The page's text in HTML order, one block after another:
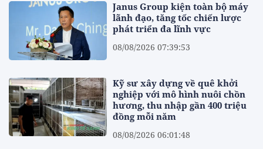
Janus Group kiện toàn bộ máy
lãnh đạo, tăng tốc chiến lược
phát triển đa lĩnh vực
08/08/2026 07:39:53
Kỹ sư xây dựng về quê khởi
nghiệp với mô hình nuôi chồn
hương, thu nhập gần 400 triệu
đồng mỗi năm
08/08/2026 06:01:48